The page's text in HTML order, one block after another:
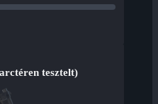
tesztelt)